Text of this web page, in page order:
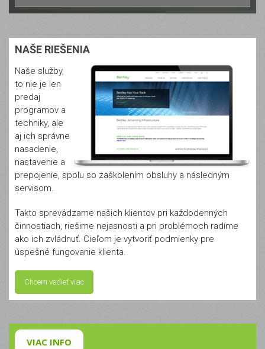
NAŠE RIEŠENIA
Naše služby,
to nie je len
predaj
programov a
techniky, ale
aj ich správne
nasadenie,
nastavenie a
prepojenie, spolu so zaškolením obsluhy a následným
servisom.
Takto sprevádzame našich klientov pri každodenných
činnostiach, riešime nejasnosti a pri problémoch radíme
ako ich zvládnuť. Cieľom je vytvoriť podmienky pre
úspešné fungovanie klienta.
Chcem vedieť viac
VIAC INFO